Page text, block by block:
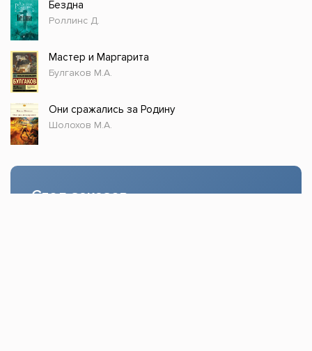
Бездна
Роллинс Д.
Мастер и Маргарита
Булгаков М.А.
Они сражались за Родину
Шолохов М.А.
Стол заказов